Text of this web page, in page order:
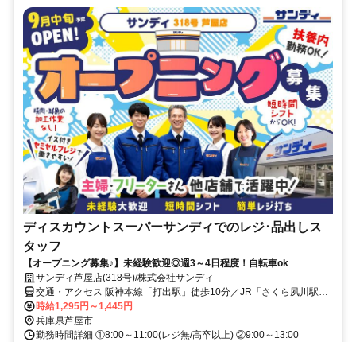
ディスカウントスーパーサンディでのレジ･品出しス
タッフ
【オープニング募集♪】未経験歓迎◎週3～4日程度！自転車ok
サンディ芦屋店(318号)/株式会社サンディ
交通・アクセス 阪神本線「打出駅」徒歩10分／JR「さくら夙川駅」
徒歩23分／阪急バス「宮川小学校前」徒歩7分/自転車通勤可
時給1,295円～1,445円
兵庫県芦屋市
勤務時間詳細 ①8:00～11:00(レジ無/高卒以上) ②9:00～13:00